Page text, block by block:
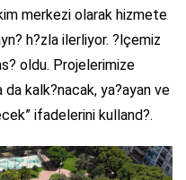
merkezi olarak hizmete
h?zla ilerliyor. ?lçemiz
oldu. Projelerimize
kalk?nacak, ya?ayan ve
ifadelerini kulland?.